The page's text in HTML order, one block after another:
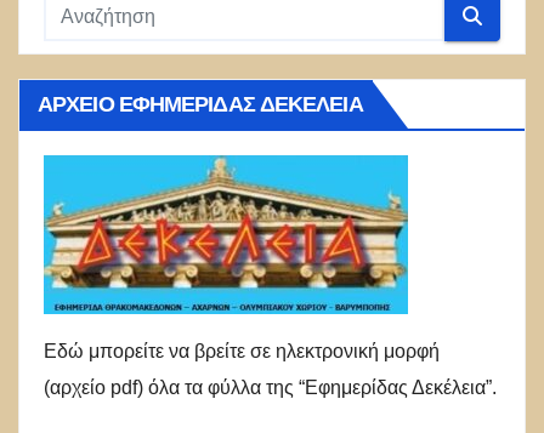
ΑΡΧΕΊΟ ΕΦΗΜΕΡΊΔΑΣ ΔΕΚΈΛΕΙΑ
Εδώ μπορείτε να βρείτε σε ηλεκτρονική μορφή
(αρχείο pdf) όλα τα φύλλα της “Εφημερίδας Δεκέλεια”.